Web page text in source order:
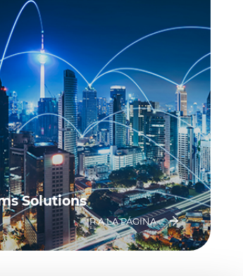
Solutions
IR A LA PÁGINA